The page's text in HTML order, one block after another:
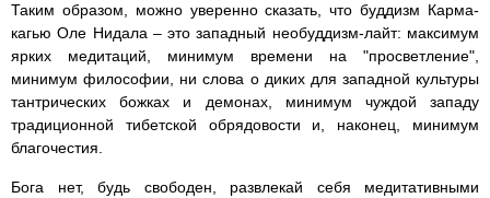
Таким образом, можно уверенно сказать, что буддизм Карма-
кагью Оле Нидала – это западный необуддизм-лайт: максимум
ярких медитаций, минимум времени на "просветление",
минимум философии, ни слова о диких для западной культуры
тантрических божках и демонах, минимум чуждой западу
традиционной тибетской обрядовости и, наконец, минимум
благочестия.
Бога нет, будь свободен, развлекай себя медитативными